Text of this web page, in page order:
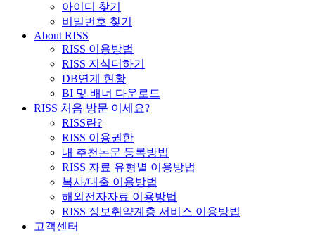
아이디 찾기
비밀번호 찾기
About RISS
RISS 이용방법
RISS 지식더하기
DB연계 현황
BI 및 배너 다운로드
RISS 처음 방문 이세요?
RISS란?
RISS 이용권한
내 추천논문 등록방법
RISS 자료 유형별 이용방법
복사/대출 이용방법
해외전자자료 이용방법
RISS 정보취약계층 서비스 이용방법
고객센터